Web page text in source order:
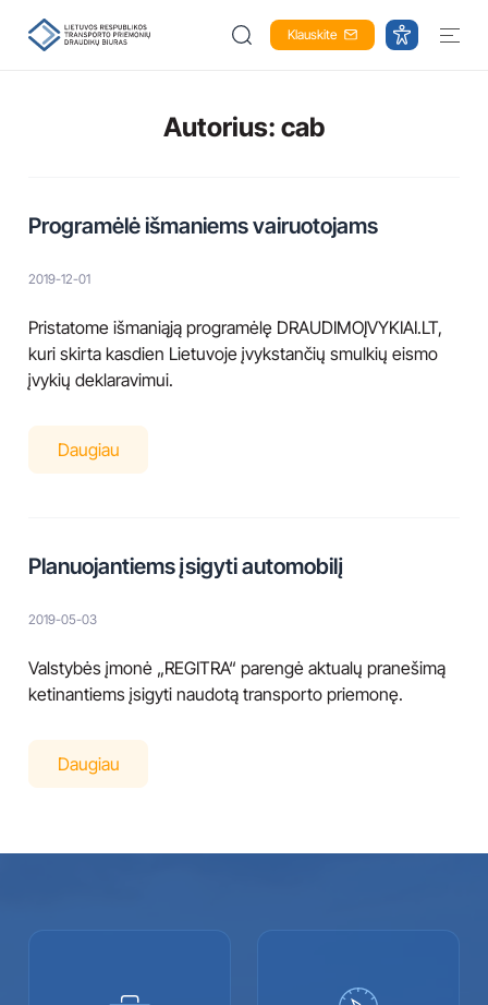
Klauskite
Autorius: cab
Programėlė išmaniems vairuotojams
2019-12-01
Pristatome išmaniąją programėlę DRAUDIMOĮVYKIAI.LT,
kuri skirta kasdien Lietuvoje įvykstančių smulkių eismo
įvykių deklaravimui.
Daugiau
Planuojantiems įsigyti automobilį
2019-05-03
Valstybės įmonė „REGITRA“ parengė aktualų pranešimą
ketinantiems įsigyti naudotą transporto priemonę.
Daugiau